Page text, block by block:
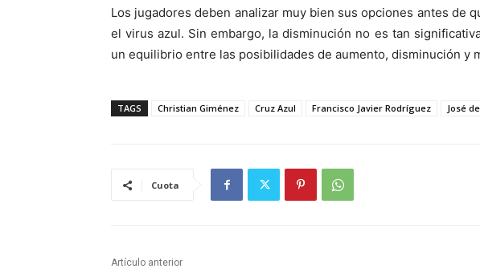
Los jugadores deben analizar muy bien sus opciones antes de
el virus azul. Sin embargo, la disminución no es tan
un equilibrio entre las posibilidades de aumento, disminución y
TAGS Christian Giménez Cruz Azul Francisco Javier Rodríguez José
Cuota
Artículo anterior